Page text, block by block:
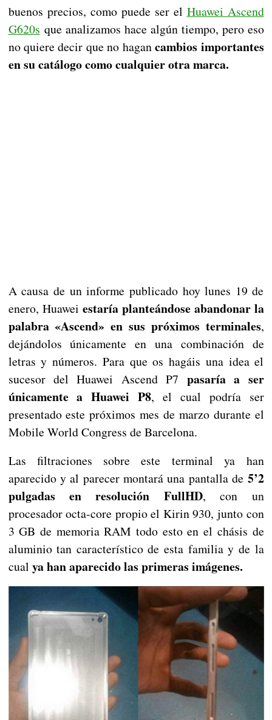
buenos precios, como puede ser el Huawei Ascend
G620s que analizamos hace algún tiempo, pero eso
no quiere decir que no hagancambios importantes
en su catálogo como cualquier otra marca.
A causa de un informe publicado hoy lunes 19 de
enero, Huawei estaría planteándose abandonar la
palabra «Ascend» en sus próximos terminales,
dejándolos únicamente en una combinación de
letras y números. Para que os hagáis una idea el
sucesor del Huawei Ascend P7 pasaría a ser
únicamente a Huawei P8, el cual podría ser
presentado este próximos mes de marzo durante el
Mobile World Congress de Barcelona.
Las filtraciones sobre este terminal ya han
aparecido y al parecer montará una pantalla de 5’2
pulgadas en resolución FullHD, con un
procesador octa-core propio el Kirin 930, junto con
3 GB de memoria RAM todo esto en el chásis de
aluminio tan característico de esta familia y de la
cual ya han aparecido las primeras imágenes.